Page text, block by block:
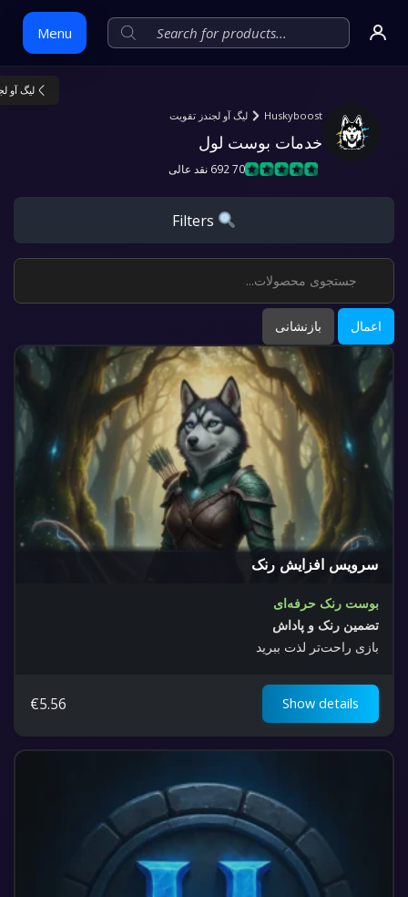
Menu
لیگ آو
Huskyboost
لیگ آو لجندز تقویت
خدمات بوست لول
70 692 نقد عالی
اعمال بازنشانی
سرویس افزایش رنک
بوست رنک حرفه‌ای
تضمین رنک و پاداش
بازی راحت‌تر لذت ببرید
€5.56 Show details